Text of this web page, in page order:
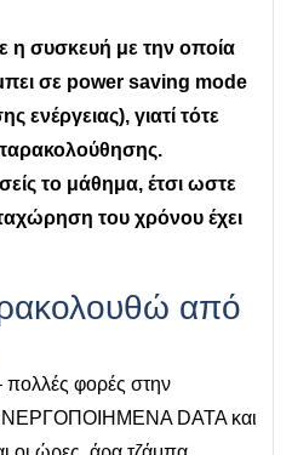
η συσκευή με την οποία
σε power saving mode
ενέργειας), γιατί τότε
το μάθημα, έτσι ωστε
του χρόνου έχει
από
φορές στην
DATA και